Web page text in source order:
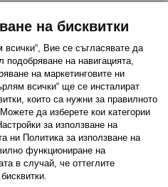
на бисквитки (Cookies)
на бисквитки
Вие се съгласявате да
подобряване на навигацията,
на маркетинговите ни
всички“ ще се инсталират
които са нужни за правилното
да изберете кои категории
за използване на
ни Политика за използване на
функциониране на
в случай, че оттеглите